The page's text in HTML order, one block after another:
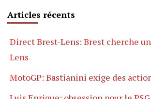
Articles récents
Direct Brest-Lens: Brest cherche
Lens
MotoGP: Bastianini exige des